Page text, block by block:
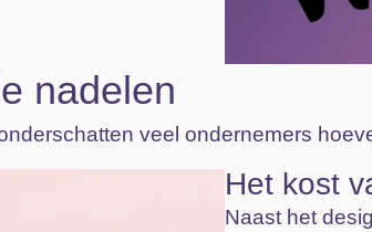
nadelen
veel ondernemers
Het kost
Naast het